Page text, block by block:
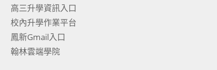
高三升學資訊入口
校內升學作業平台
鳳新Gmail入口
翰林雲端學院